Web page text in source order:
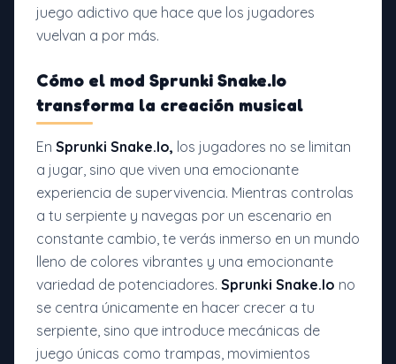
juego adictivo que hace que los jugadores
vuelvan a por más.
Cómo el mod Sprunki Snake.Io
transforma la creación musical
En Sprunki Snake.Io, los jugadores no se limitan
a jugar, sino que viven una emocionante
experiencia de supervivencia. Mientras controlas
a tu serpiente y navegas por un escenario en
constante cambio, te verás inmerso en un mundo
lleno de colores vibrantes y una emocionante
variedad de potenciadores. Sprunki Snake.Io no
se centra únicamente en hacer crecer a tu
serpiente, sino que introduce mecánicas de
juego únicas como trampas, movimientos